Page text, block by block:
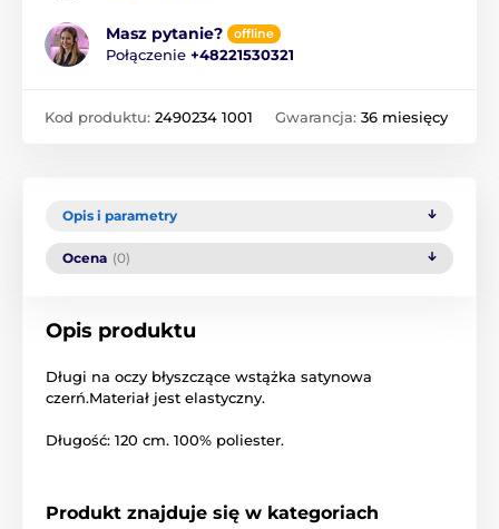
Masz pytanie? offline
Połączenie +48221530321
Kod produktu: 2490234 1001 Gwarancja: 36 miesięcy
Opis i parametry
Ocena (0)
Opis produktu
Długi na oczy błyszczące wstążka satynowa
czerń.Materiał jest elastyczny.
Długość: 120 cm. 100% poliester.
Produkt znajduje się w kategoriach